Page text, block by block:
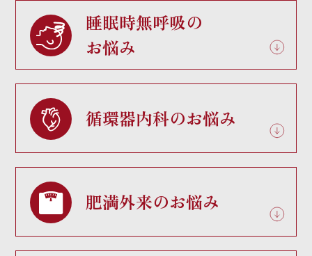
睡眠時無呼吸の
お悩み
循環器内科のお悩み
肥満外来のお悩み